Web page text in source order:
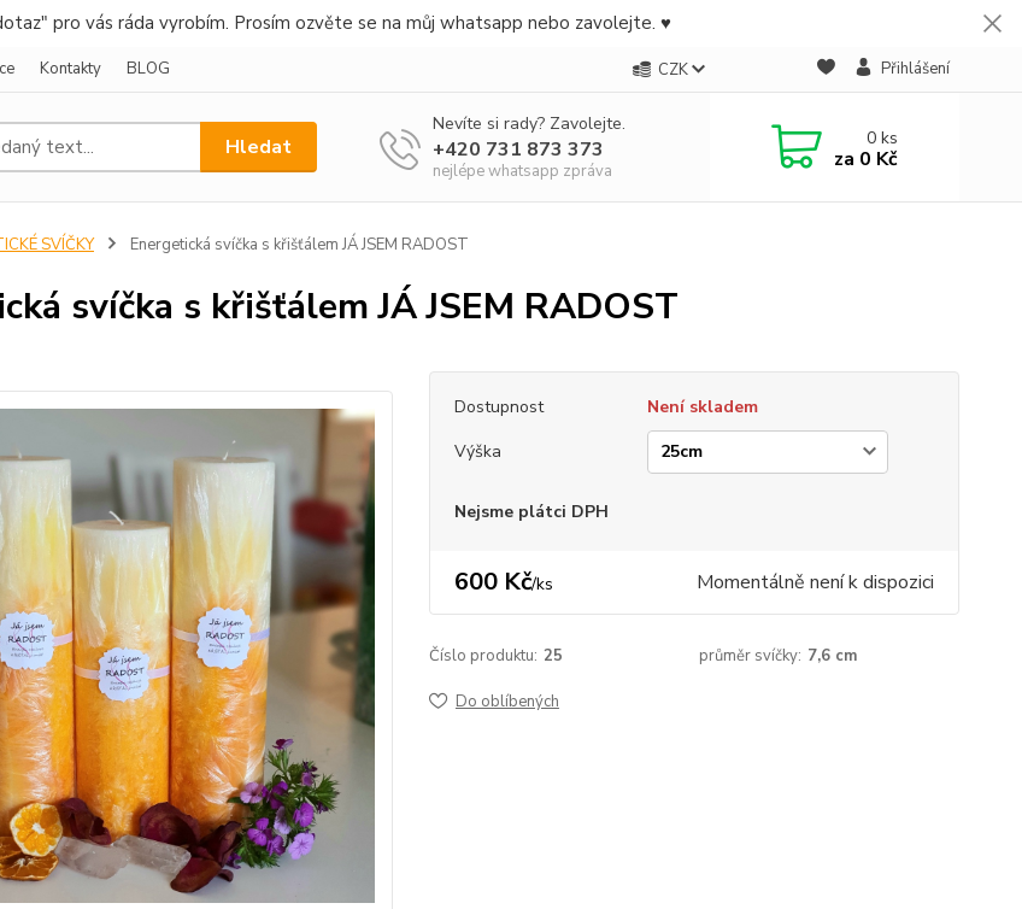
pro vás ráda vyrobím. Prosím ozvěte se na můj whatsapp nebo zavolejte. ♥
Kontakty BLOG CZK Přihlášení
Hledat
Nevíte si rady? Zavolejte.
+420 731 873 373
nejlépe whatsapp zpráva
0ks
za 0 Kč
SVÍČKY Energetická svíčka s křišťálem JÁ JSEM RADOST
svíčka s křišťálem JÁ JSEM RADOST
Dostupnost
Není skladem
Výška
Nejsme plátci DPH
600 Kč/ks Momentálně není k dispozici
Číslo produktu: 25 průměr svíčky: 7,6 cm
Do oblíbených